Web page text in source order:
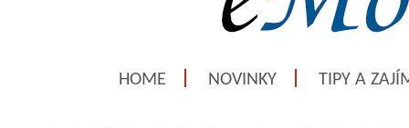
HOME NOVINKY TIPY A